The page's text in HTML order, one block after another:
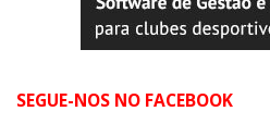
SEGUE-NOS NO FACEBOOK